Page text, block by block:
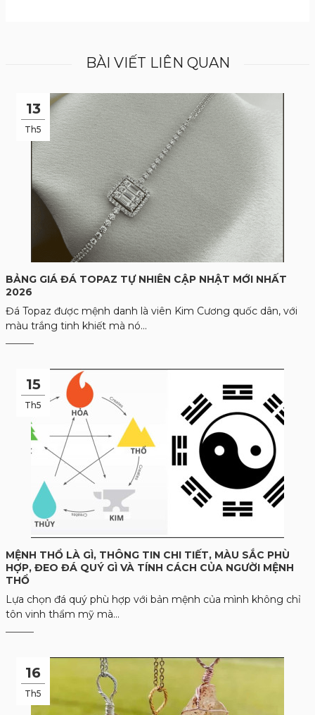
BÀI VIẾT LIÊN QUAN
13
Th5
BẢNG GIÁ ĐÁ TOPAZ TỰ NHIÊN CẬP NHẬT MỚI NHẤT
2026
Đá Topaz được mệnh danh là viên Kim Cương quốc dân, với
màu trắng tinh khiết mà nó...
15
Th5
MỆNH THỔ LÀ GÌ, THÔNG TIN CHI TIẾT, MÀU SẮC PHÙ
HỢP, ĐEO ĐÁ QUÝ GÌ VÀ TÍNH CÁCH CỦA NGƯỜI MỆNH
THỔ
Lựa chọn đá quý phù hợp với bản mệnh của mình không chỉ
tôn vinh thẩm mỹ mà...
16
Th5